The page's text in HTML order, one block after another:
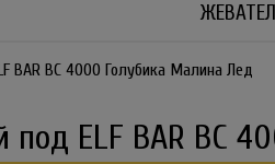
BAR BC 4000 Голубика Малина Лед
под ELF BAR BC